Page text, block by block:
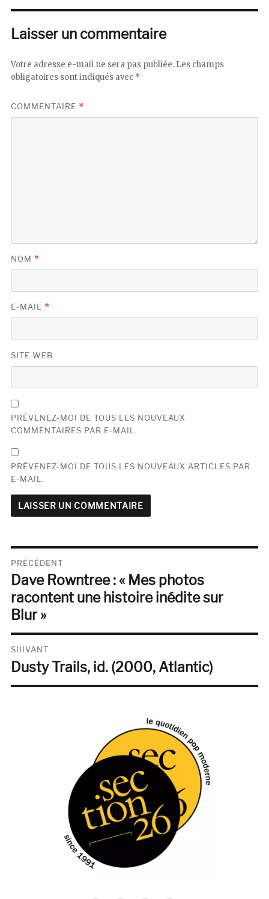
Laisser un commentaire
Votre adresse e-mail ne sera pas publiée. Les champs
obligatoires sont indiqués avec *
COMMENTAIRE *
NOM *
E-MAIL *
SITE WEB
PRÉVENEZ-MOI DE TOUS LES NOUVEAUX
COMMENTAIRES PAR E-MAIL.
PRÉVENEZ-MOI DE TOUS LES NOUVEAUX ARTICLES PAR
E-MAIL.
Navigation
de
l’article
PRÉCÉDENT
Publication
précédente :
Dave Rowntree : « Mes photos
racontent une histoire inédite sur
Blur »
SUIVANT
Publication
Dusty Trails, id. (2000, Atlantic)